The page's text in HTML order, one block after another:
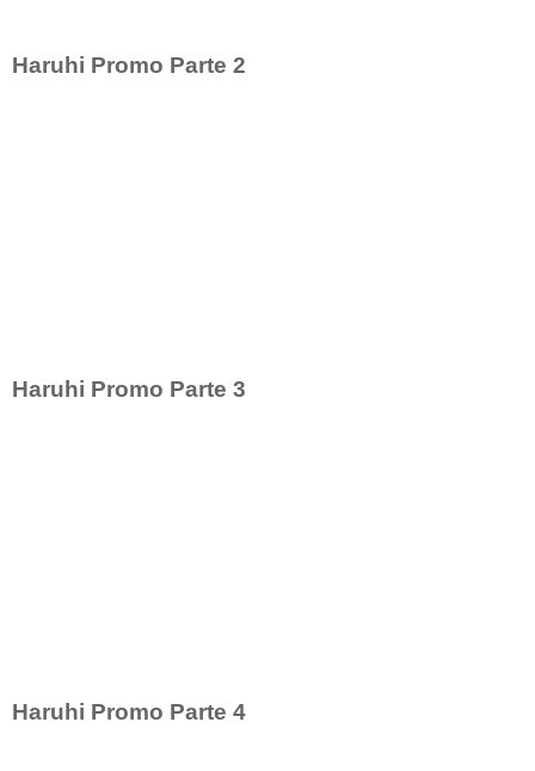
Haruhi Promo Parte 2
Haruhi Promo Parte 3
Haruhi Promo Parte 4